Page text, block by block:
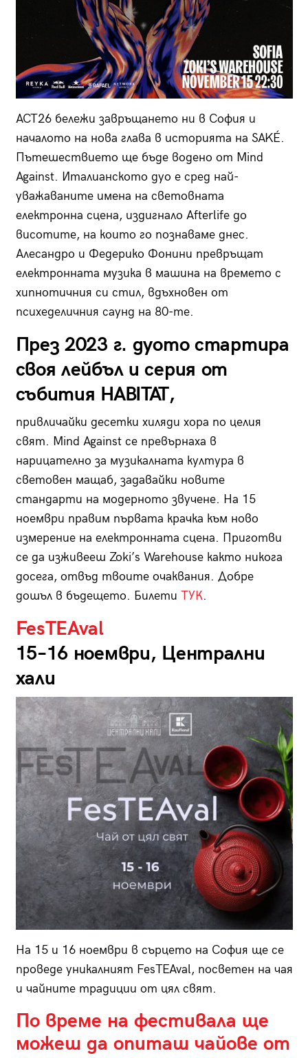
ACT26 бележи завръщането ни в София и
началото на нова глава в историята на SAKÉ.
Пътешествието ще бъде водено от Mind
Against. Италианското дуо е сред най-
уважаваните имена на световната
електронна сцена, издигнало Аfterlife до
висотите, на които го познаваме днес.
Алесандро и Федерико Фонини превръщат
електронната музика в машина на времето с
хипнотичния си стил, вдъхновен от
психеделичния саунд на 80-те.
През 2023 г. дуото стартира
своя лейбъл и серия от
събития HABITAT,
привличайки десетки хиляди хора по целия
свят. Mind Against се превърнаха в
нарицателно за музикалната култура в
световен мащаб, задавайки новите
стандарти на модерното звучене. На 15
ноември правим първата крачка към ново
измерение на електронната сцена. Приготви
се да изживееш Zoki’s Warehouse както никога
досега, отвъд твоите очаквания. Добре
дошъл в бъдещето. Билети ТУК.
FesTEAval
15–16 ноември, Централни
хали
На 15 и 16 ноември в сърцето на София ще се
проведе уникалният FesTEAval, посветен на чая
и чайните традиции от цял свят.
По време на фестивала ще
можеш да опиташ чайове от